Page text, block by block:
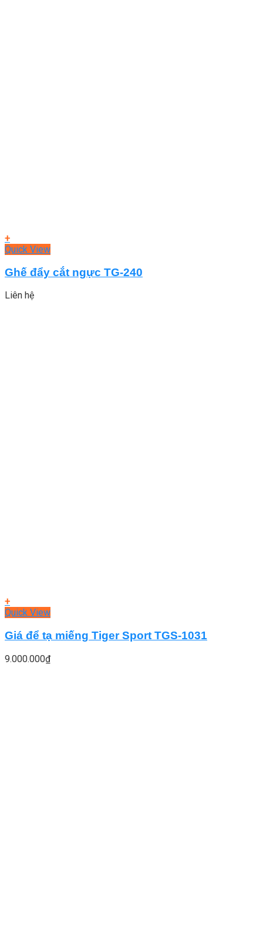
+
Quick View
Ghế đẩy cắt ngực TG-240
Liên hệ
+
Quick View
Giá để tạ miếng Tiger Sport TGS-1031
9.000.000₫